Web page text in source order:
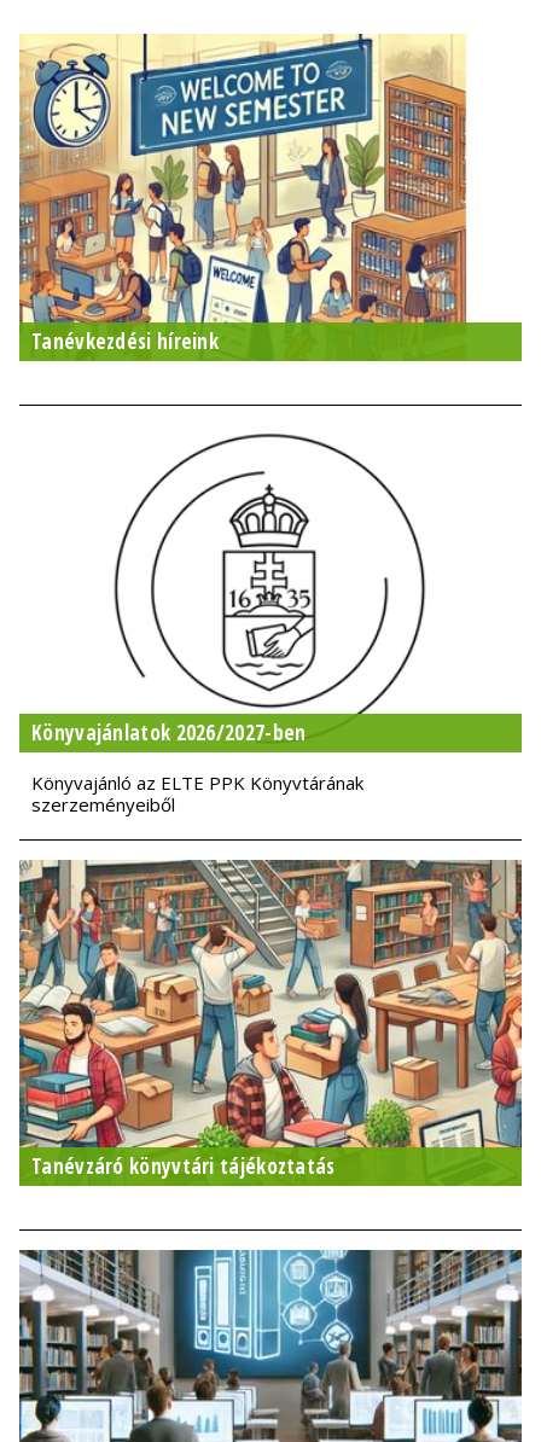
Tanévkezdési híreink
Könyvajánlatok 2026/2027-ben
Könyvajánló az ELTE PPK Könyvtárának
szerzeményeiből
Tanévzáró könyvtári tájékoztatás